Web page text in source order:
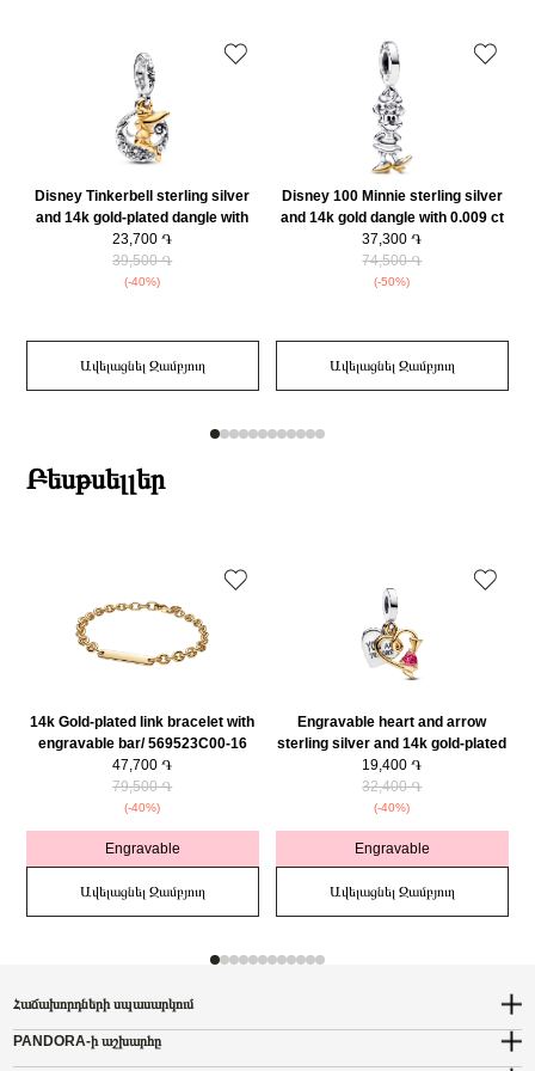
Disney Tinkerbell sterling silver
and 14k gold-plated dangle with
clear cubic zirconia/ 762517C01
23,700 ֏
39,500 ֏
(-40%)
Ավելացնել Զամբյուղ
Disney 100 Minnie sterling silver
and 14k gold dangle with 0.009 ct
TW GHI SI1+ round brilliant-cut
lab-created diamond and black
enamel/ 792559C01
37,300 ֏
74,500 ֏
(-50%)
Ավելացնել Զամբյուղ
Բեսթսելլեր
14k Gold-plated link bracelet with
engravable bar/ 569523C00-16
47,700 ֏
79,500 ֏
(-40%)
Engravable
Ավելացնել Զամբյուղ
Engravable heart and arrow
sterling silver and 14k gold-plated
double dangle with red cubic
zirconia/ 763622C01
19,400 ֏
32,400 ֏
(-40%)
Engravable
Ավելացնել Զամբյուղ
Հաճախորդների սպասարկում
PANDORA-ի աշխարհը